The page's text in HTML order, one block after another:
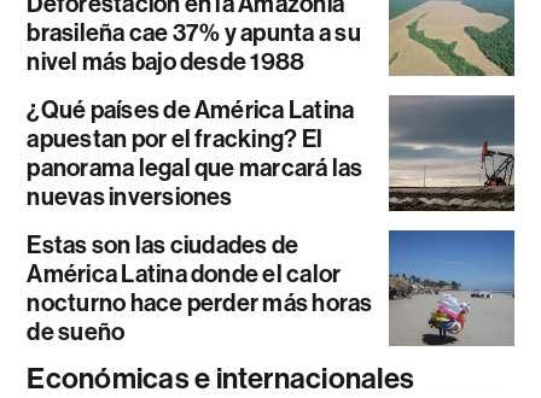
brasileña cae 37% y apunta a su
nivel más bajo desde 1988
¿Qué países de América Latina
apuestan por el fracking? El
panorama legal que marcará las
nuevas inversiones
Estas son las ciudades de
América Latina donde el calor
nocturno hace perder más horas
de sueño
Económicas e internacionales